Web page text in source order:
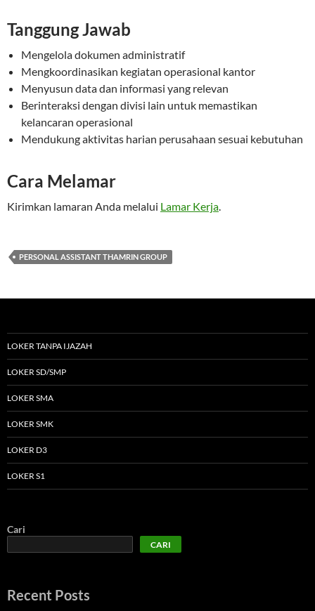
Tanggung Jawab
Mengelola dokumen administratif
Mengkoordinasikan kegiatan operasional kantor
Menyusun data dan informasi yang relevan
Berinteraksi dengan divisi lain untuk memastikan
kelancaran operasional
Mendukung aktivitas harian perusahaan sesuai kebutuhan
Cara Melamar
Kirimkan lamaran Anda melalui Lamar Kerja.
PERSONAL ASSISTANT THAMRIN GROUP
LOKER TANPA IJAZAH
LOKER SD/SMP
LOKER SMA
LOKER SMK
LOKER D3
LOKER S1
Cari
CARI
Recent Posts